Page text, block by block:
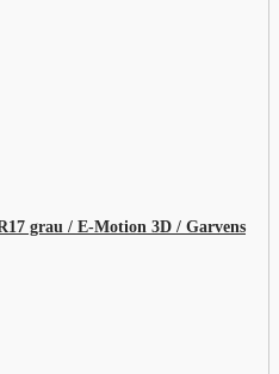
grau / E-Motion 3D / Garvens